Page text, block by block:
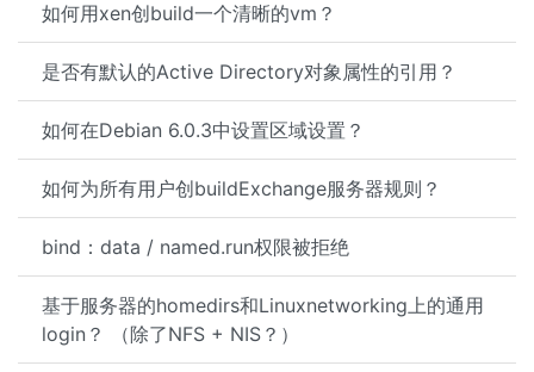
如何用xen创build一个清晰的vm？
是否有默认的Active Directory对象属性的引用？
如何在Debian 6.0.3中设置区域设置？
如何为所有用户创buildExchange服务器规则？
bind：data / named.run权限被拒绝
基于服务器的homedirs和Linuxnetworking上的通用
login？ （除了NFS + NIS？）